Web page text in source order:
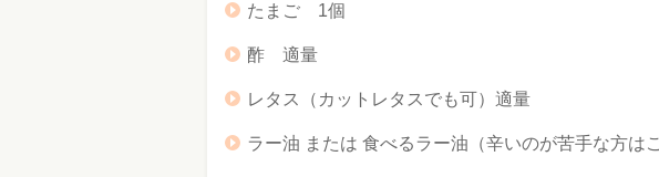
たまご 1個
酢 適量
レタス（カットレタスでも可）適量
ラー油 または 食べるラー油（辛いのが苦手な方は